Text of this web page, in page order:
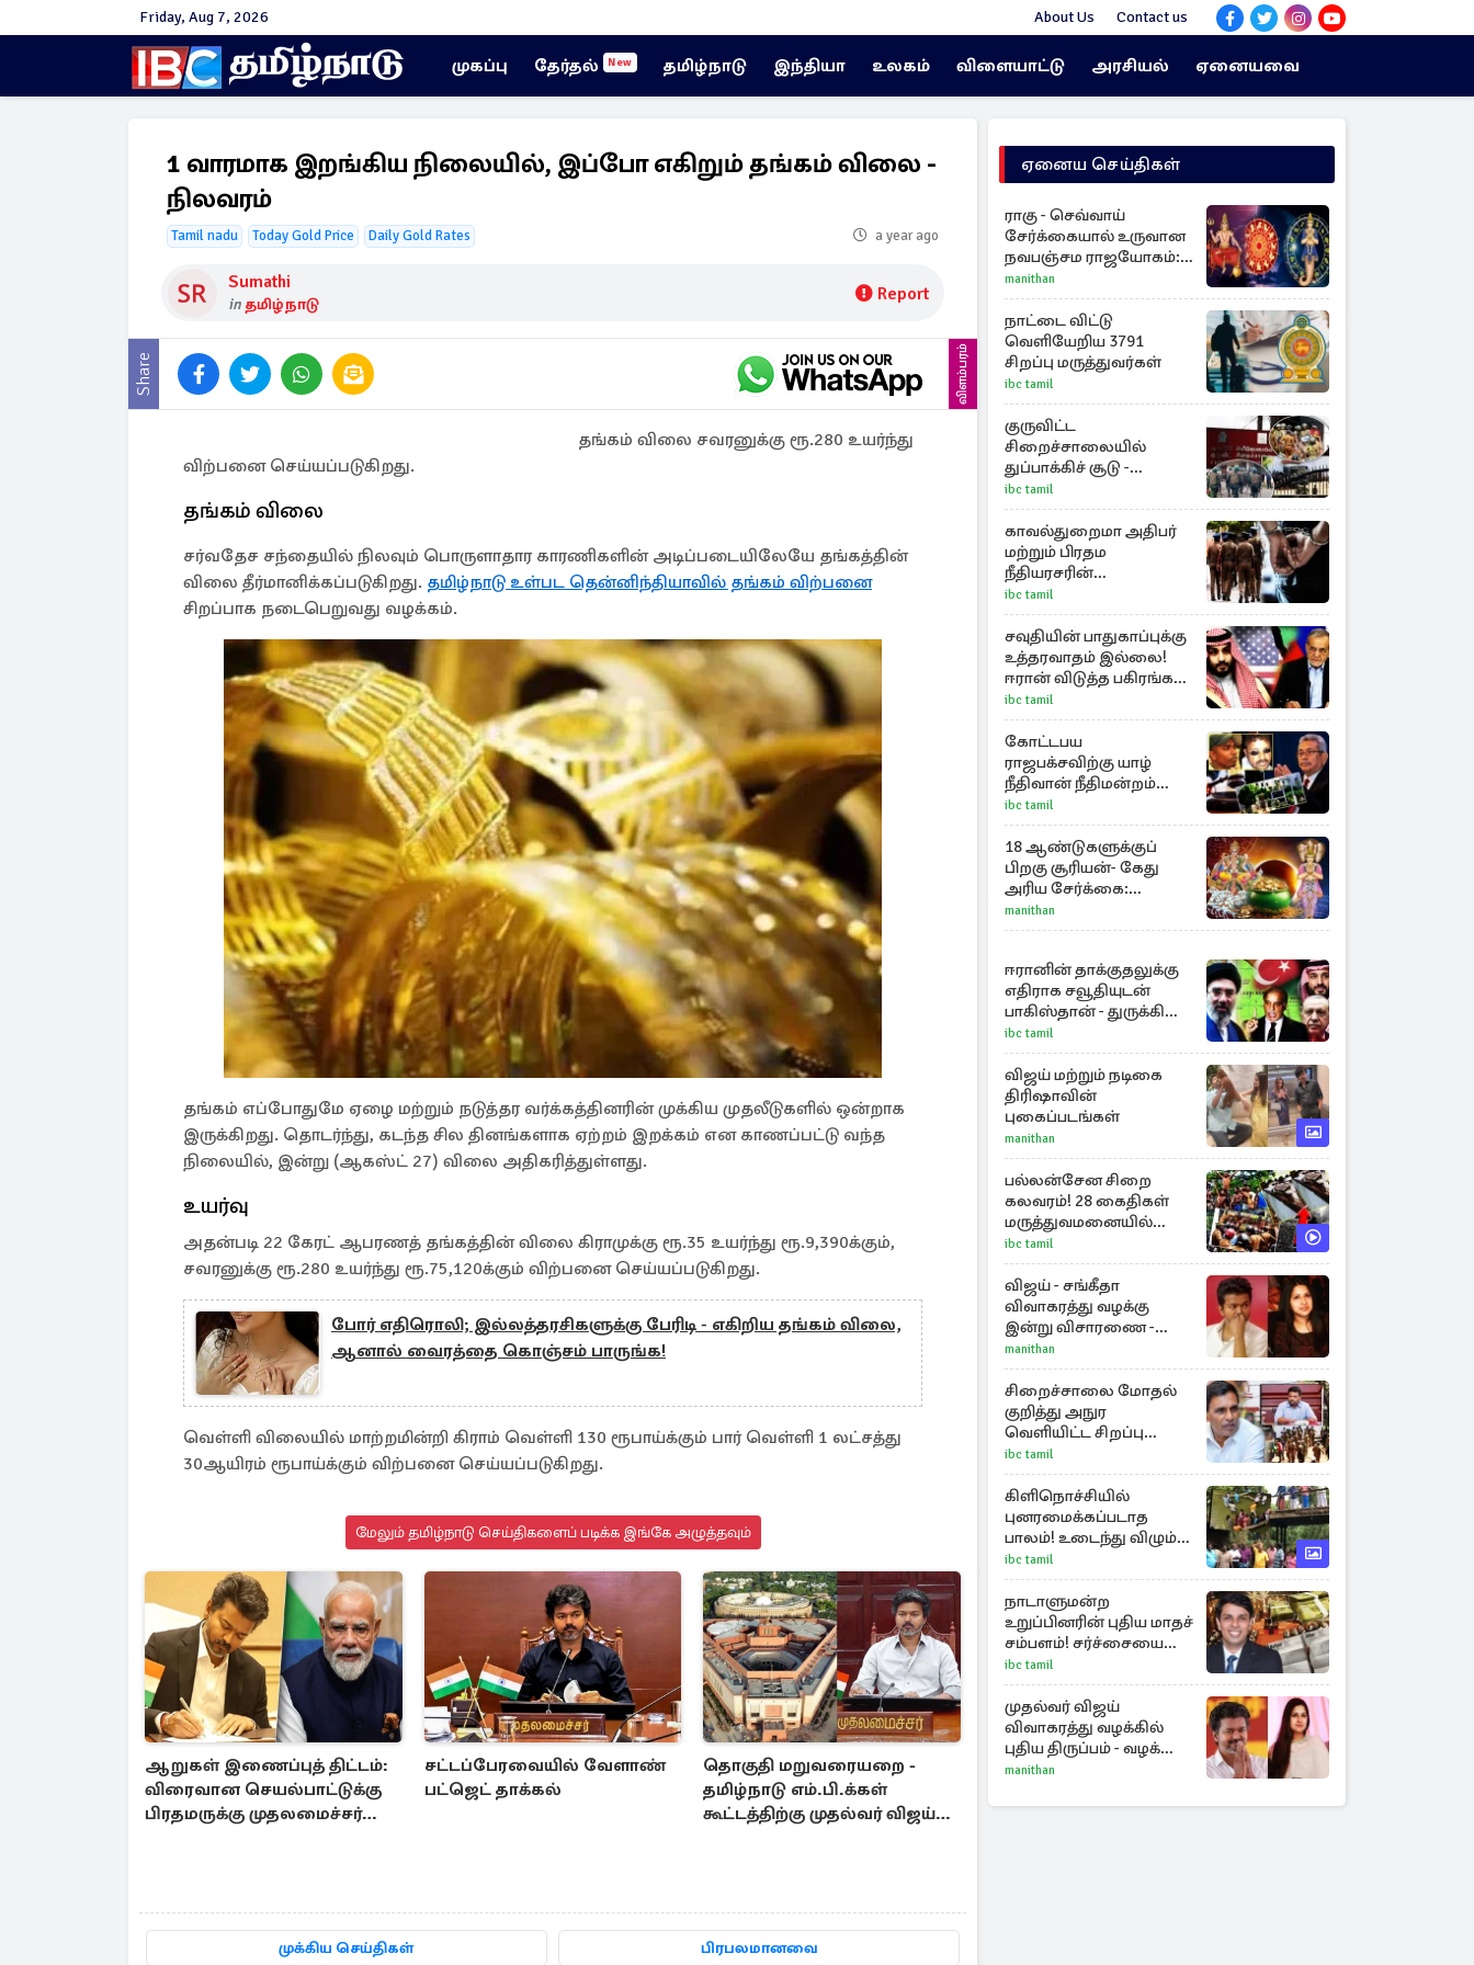
Friday, Aug 7, 2026 About Us Contact us
முகப்பு தேர்தல் New தமிழ்நாடு இந்தியா உலகம் விளையாட்டு அரசியல் ஏனையவை
1 வாரமாக இறங்கிய நிலையில், இப்போ எகிறும் தங்கம் விலை -
நிலவரம்
Tamil nadu Today Gold Price Daily Gold Rates a year ago
Sumathi
in தமிழ்நாடு Report
Share விளம்பரம்
தங்கம் விலை சவரனுக்கு ரூ.280 உயர்ந்து
விற்பனை செய்யப்படுகிறது.
தங்கம் விலை
சர்வதேச சந்தையில் நிலவும் பொருளாதார காரணிகளின் அடிப்படையிலேயே தங்கத்தின்
விலை தீர்மானிக்கப்படுகிறது. தமிழ்நாடு உள்பட தென்னிந்தியாவில் தங்கம் விற்பனை
சிறப்பாக நடைபெறுவது வழக்கம்.
தங்கம் எப்போதுமே ஏழை மற்றும் நடுத்தர வர்க்கத்தினரின் முக்கிய முதலீடுகளில் ஒன்றாக
இருக்கிறது. தொடர்ந்து, கடந்த சில தினங்களாக ஏற்றம் இறக்கம் என காணப்பட்டு வந்த
நிலையில், இன்று (ஆகஸ்ட் 27) விலை அதிகரித்துள்ளது.
உயர்வு
அதன்படி 22 கேரட் ஆபரணத் தங்கத்தின் விலை கிராமுக்கு ரூ.35 உயர்ந்து ரூ.9,390க்கும்,
சவரனுக்கு ரூ.280 உயர்ந்து ரூ.75,120க்கும் விற்பனை செய்யப்படுகிறது.
போர் எதிரொலி; இல்லத்தரசிகளுக்கு பேரிடி - எகிறிய தங்கம் விலை,
ஆனால் வைரத்தை கொஞ்சம் பாருங்க!
வெள்ளி விலையில் மாற்றமின்றி கிராம் வெள்ளி 130 ரூபாய்க்கும் பார் வெள்ளி 1 லட்சத்து
30ஆயிரம் ரூபாய்க்கும் விற்பனை செய்யப்படுகிறது.
மேலும் தமிழ்நாடு செய்திகளைப் படிக்க இங்கே அழுத்தவும்
ஆறுகள் இணைப்புத் திட்டம்:
விரைவான செயல்பாட்டுக்கு
பிரதமருக்கு முதலமைச்சர்
சட்டப்பேரவையில் வேளாண்
பட்ஜெட் தாக்கல்
தொகுதி மறுவரையறை -
தமிழ்நாடு எம்.பி.க்கள்
கூட்டத்திற்கு முதல்வர் விஜய்
முக்கிய செய்திகள் பிரபலமானவை
ஏனைய செய்திகள்
ராகு - செவ்வாய்
சேர்க்கையால் உருவான
நவபஞ்சம ராஜயோகம்:
அதிர்ஷ்டம் பெறும் 3
ராசிகள்!
manithan
நாட்டை விட்டு
வெளியேறிய 3791
சிறப்பு மருத்துவர்கள்
ibc tamil
குருவிட்ட
சிறைச்சாலையில்
துப்பாக்கிச் சூடு -
நீதியமைச்சரின்
அறிவிப்பு
ibc tamil
காவல்துறைமா அதிபர்
மற்றும் பிரதம
நீதியரசரின்
இல்லங்களை படம்பிடித்த
சந்தேக நபர் கைது!
ibc tamil
சவுதியின் பாதுகாப்புக்கு
உத்தரவாதம் இல்லை!
ஈரான் விடுத்த பகிரங்க
எச்சரிக்கை
ibc tamil
கோட்டபய
ராஜபக்சவிற்கு யாழ்
நீதிவான் நீதிமன்றம்
பிறப்பித்த விசேட
உத்தரவு!
ibc tamil
18 ஆண்டுகளுக்குப்
பிறகு சூரியன்- கேது
அரிய சேர்க்கை:
அதிர்ஷ்டம் பெறும் 3
ராசிகள்!
manithan
ஈரானின் தாக்குதலுக்கு
எதிராக சவூதியுடன்
பாகிஸ்தான் - துருக்கி
ஒன்றிணைந்தன
ibc tamil
விஜய் மற்றும் நடிகை
திரிஷாவின்
புகைப்படங்கள்
manithan
பல்லன்சேன சிறை
கலவரம்! 28 கைதிகள்
மருத்துவமனையில்
அனுமதி
ibc tamil
விஜய் - சங்கீதா
விவாகரத்து வழக்கு
இன்று விசாரணை -
காணொளி மூலம்
ஆஜராக வாய்ப்பு
manithan
சிறைச்சாலை மோதல்
குறித்து அநுர
வெளியிட்ட சிறப்பு
அறிக்கை
ibc tamil
கிளிநொச்சியில்
புனரமைக்கப்படாத
பாலம்! உடைந்து விழும்
நிலையில் மக்கள்
போராட்டம்
ibc tamil
நாடாளுமன்ற
உறுப்பினரின் புதிய மாதச்
சம்பளம்! சர்ச்சையை
கிளப்பிய அர்ச்சுனாவின்
அறிக்கை
ibc tamil
முதல்வர் விஜய்
விவாகரத்து வழக்கில்
புதிய திருப்பம் - வழக்கை
வாபஸ் பெற்ற சங்கீதா!
manithan